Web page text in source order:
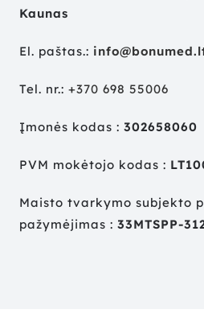
Kaunas
El. paštas.:
Tel. nr.: +370 698 55006
Įmonės kodas : 302658060
PVM mokėtojo kodas :
Maisto tvarkymo subjekto
pažymėjimas : 33MTSPP-